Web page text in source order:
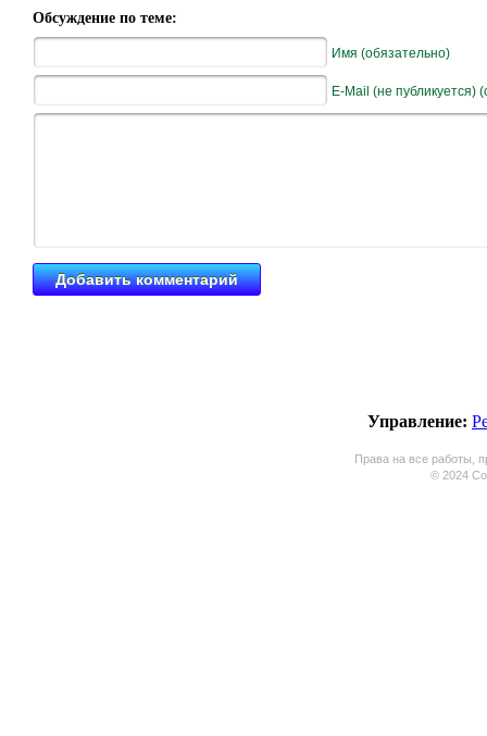
Обсуждение по теме:
Имя (обязательно)
E-Mail (не публикуется)
Управление:
Права на все работы,
© 2024